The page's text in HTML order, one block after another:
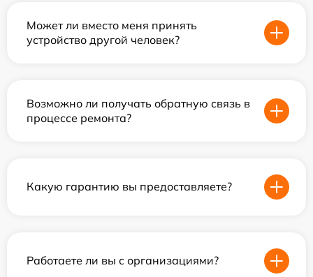
Может ли вместо меня принять
устройство другой человек?
Возможно ли получать обратную связь в
процессе ремонта?
Какую гарантию вы предоставляете?
Работаете ли вы с организациями?